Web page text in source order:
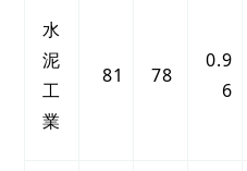
水
泥
工
業
81 78
0.9
6